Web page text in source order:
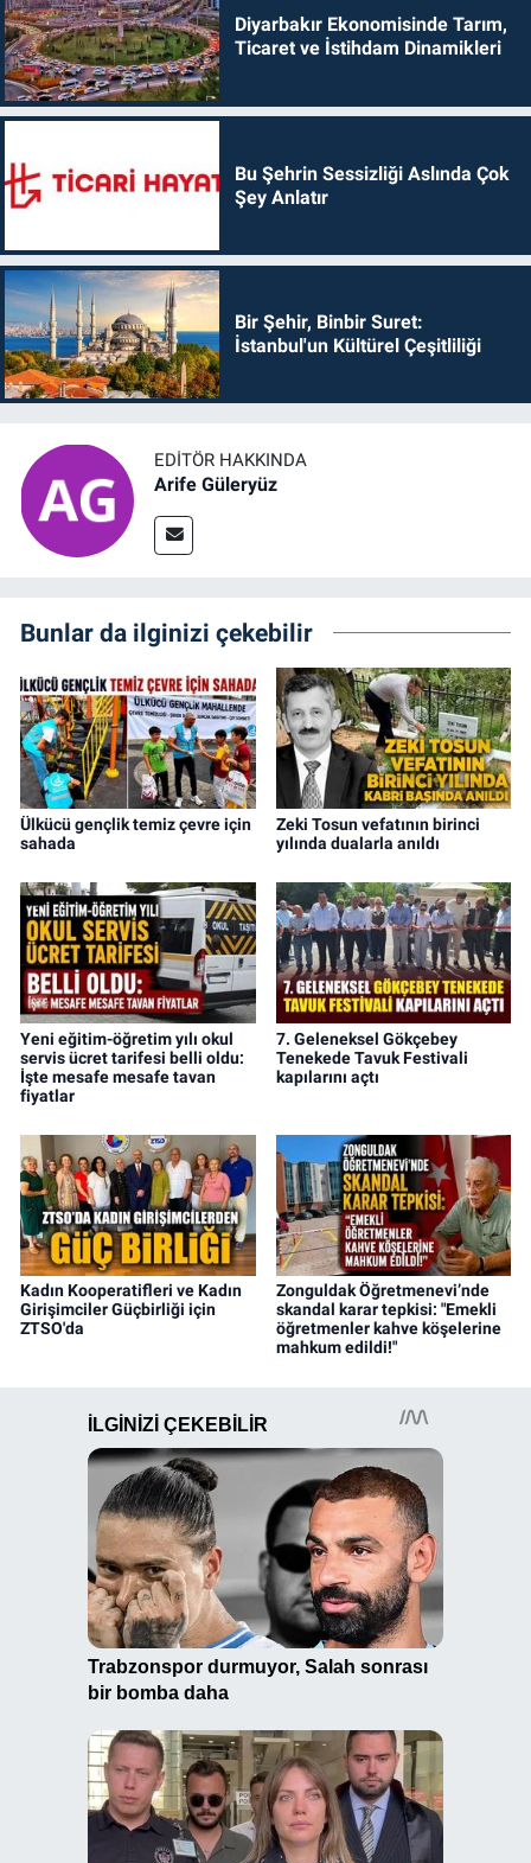
Diyarbakır Ekonomisinde Tarım,
Ticaret ve İstihdam Dinamikleri
Bu Şehrin Sessizliği Aslında Çok
Şey Anlatır
Bir Şehir, Binbir Suret:
İstanbul'un Kültürel Çeşitliliği
EDITÖR HAKKINDA
Arife Güleryüz
Bunlar da ilginizi çekebilir
Ülkücü gençlik temiz çevre için
sahada
Zeki Tosun vefatının birinci
yılında dualarla anıldı
Yeni eğitim-öğretim yılı okul
servis ücret tarifesi belli oldu:
İşte mesafe mesafe tavan
fiyatlar
7. Geleneksel Gökçebey
Tenekede Tavuk Festivali
kapılarını açtı
Kadın Kooperatifleri ve Kadın
Girişimciler Güçbirliği için
ZTSO'da
Zonguldak Öğretmenevi’nde
skandal karar tepkisi: "Emekli
öğretmenler kahve köşelerine
mahkum edildi!"